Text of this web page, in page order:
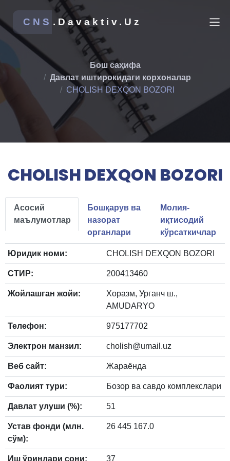
CNS .Davaktiv.Uz
Бош саҳифа
Давлат иштирокидаги корхоналар
CHOLISH DEXQON BOZORI
CHOLISH DEXQON BOZORI
Асосий
маълумотлар
Бошқарув ва
назорат
органлари
Молия-
иқтисодий
кўрсаткичлар
Юридик номи: CHOLISH DEXQON BOZORI
СТИР: 200413460
Жойлашган жойи:
Хоразм, Урганч ш.,
AMUDARYO
Телефон: 975177702
Электрон манзил: cholish@umail.uz
Веб сайт: Жараёнда
Фаолият тури: Бозор ва савдо комплекслари
Давлат улуши (%): 51
Устав фонди (млн.
сўм):
26 445 167.0
Иш ўринлари сони: 37